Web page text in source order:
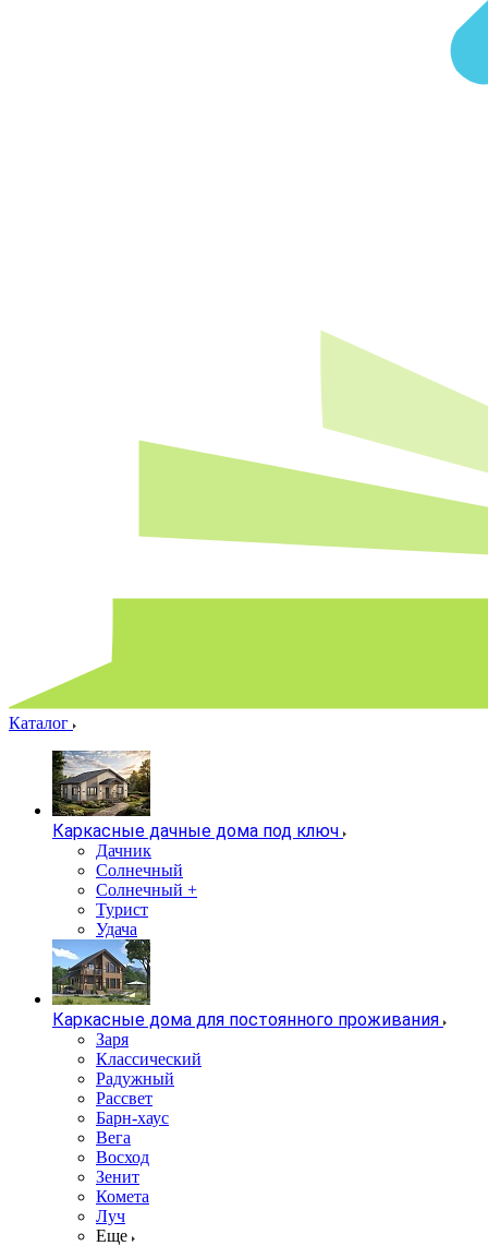
Каталог
Каркасные дачные дома под ключ
Дачник
Солнечный
Солнечный +
Турист
Удача
Каркасные дома для постоянного проживания
Заря
Классический
Радужный
Рассвет
Барн-хаус
Вега
Восход
Зенит
Комета
Луч
Еще